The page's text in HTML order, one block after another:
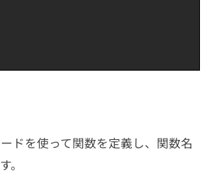
ドを使って関数を定義し、関数名
。